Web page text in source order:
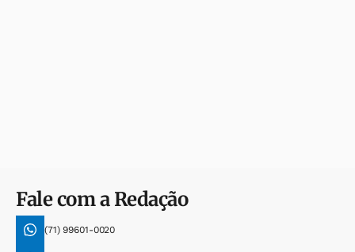
Fale com a Redação
(71) 99601-0020